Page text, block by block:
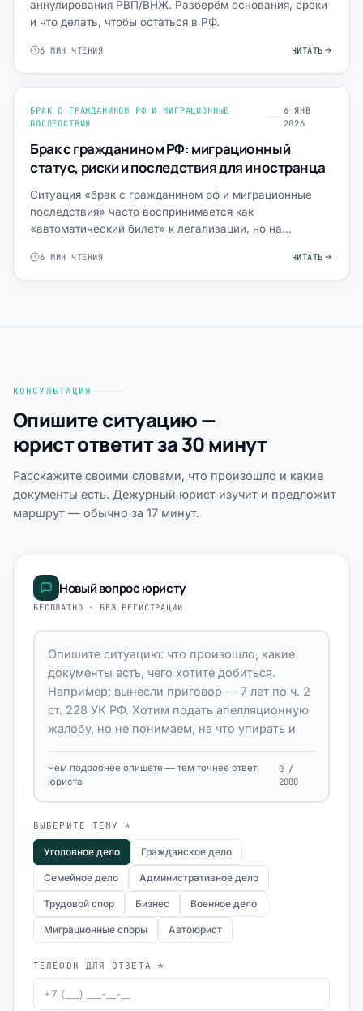
аннулирования РВП/ВНЖ. Разберём основания, сроки
и что делать, чтобы остаться в РФ.
6 МИН ЧТЕНИЯ ЧИТАТЬ
БРАК С ГРАЖДАНИНОМ РФ И МИГРАЦИОННЫЕ
ПОСЛЕДСТВИЯ
6 ЯНВ
2026
Брак с гражданином РФ: миграционный
статус, риски и последствия для иностранца
Ситуация «брак с гражданином рф и миграционные
последствия» часто воспринимается как
«автоматический билет» к легализации, но на
6 МИН ЧТЕНИЯ ЧИТАТЬ
КОНСУЛЬТАЦИЯ
Опишите ситуацию —
юрист ответит за 30 минут
Расскажите своими словами, что произошло и какие
документы есть. Дежурный юрист изучит и предложит
маршрут — обычно за 17 минут.
Новый вопрос юристу
БЕСПЛАТНО · БЕЗ РЕГИСТРАЦИИ
Чем подробнее опишете — тем точнее ответ
юриста
0 /
2000
ВЫБЕРИТЕ ТЕМУ *
Уголовное дело Гражданское дело
Семейное дело Административное дело
Трудовой спор Бизнес Военное дело
Миграционные споры Автоюрист
ТЕЛЕФОН ДЛЯ ОТВЕТА *